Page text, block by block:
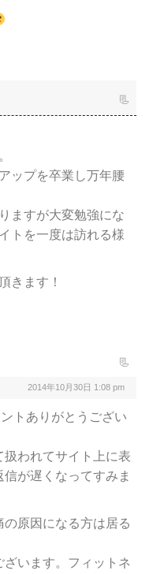
ップを卒業し万年腰
ますが大変勉強にな
トを一度は訪れる様
きます！
2014年10月30日 1:08 pm
トありがとうござい
われてサイト上に表
が遅くなってすみま
原因になる方は居る
います。フィットネ